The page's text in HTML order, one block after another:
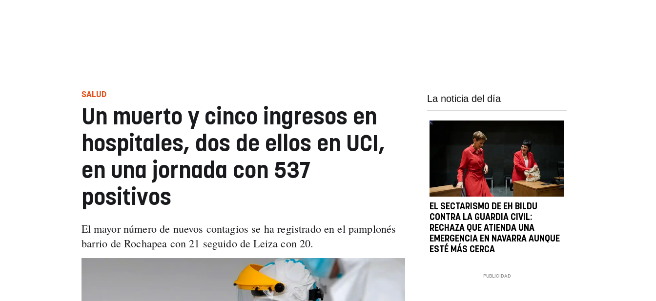
SALUD
Un muerto y cinco ingresos en
hospitales, dos de ellos en UCI,
en una jornada con 537
positivos
El mayor número de nuevos contagios se ha registrado en el pamplonés
barrio de Rochapea con 21 seguido de Leiza con 20.
La noticia del día
EL SECTARISMO DE EH BILDU
CONTRA LA GUARDIA CIVIL:
RECHAZA QUE ATIENDA UNA
EMERGENCIA EN NAVARRA AUNQUE
ESTÉ MÁS CERCA